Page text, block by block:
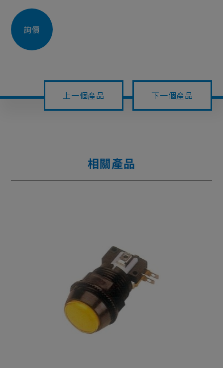
詢價
上一個產品 下一個產品
相關產品